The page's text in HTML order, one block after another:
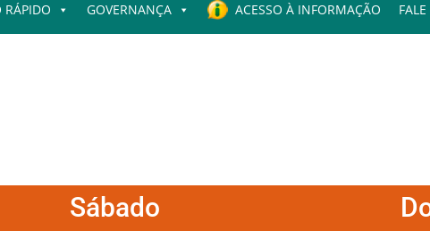
RÁPIDO GOVERNANÇA ACESSO À INFORMAÇÃO
Sábado